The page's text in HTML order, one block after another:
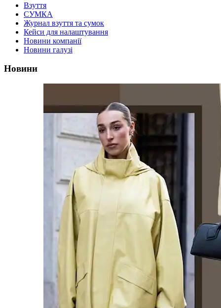
Взуття
СУМКА
Журнал взуття та сумок
Кейси для налаштування
Новини компанії
Новини галузі
Новини